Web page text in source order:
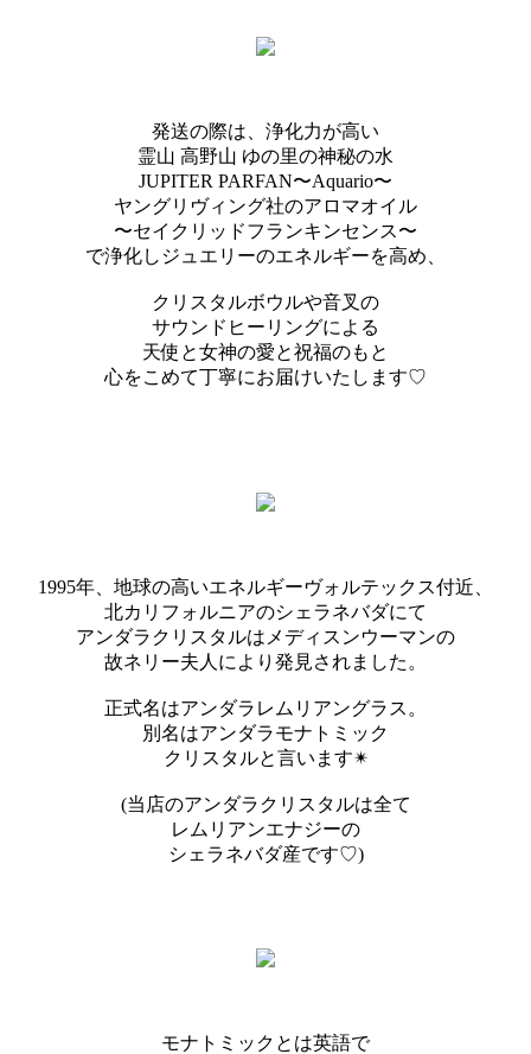
発送の際は、浄化力が高い
霊山 高野山 ゆの里の神秘の水
JUPITER PARFAN〜Aquario〜
ヤングリヴィング社のアロマオイル
〜セイクリッドフランキンセンス〜
で浄化しジュエリーのエネルギーを高め、
クリスタルボウルや音叉の
サウンドヒーリングによる
天使と女神の愛と祝福のもと
心をこめて丁寧にお届けいたします♡
1995年、地球の高いエネルギーヴォルテックス付近、
北カリフォルニアのシェラネバダにて
アンダラクリスタルはメディスンウーマンの
故ネリー夫人により発見されました。
正式名はアンダラレムリアングラス。
別名はアンダラモナトミック
クリスタルと言います✴︎
(当店のアンダラクリスタルは全て
レムリアンエナジーの
シェラネバダ産です♡)
モナトミックとは英語で